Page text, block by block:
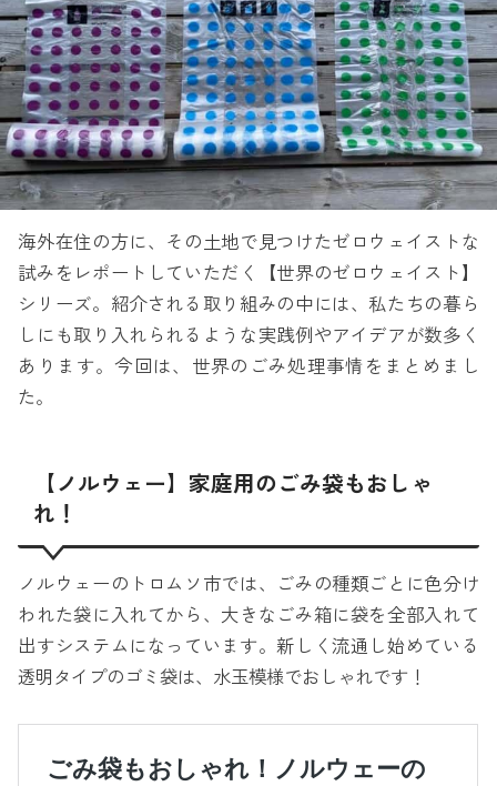
海外在住の方に、その土地で見つけたゼロウェイストな
試みをレポートしていただく【世界のゼロウェイスト】
シリーズ。紹介される取り組みの中には、私たちの暮ら
しにも取り入れられるような実践例やアイデアが数多く
あります。今回は、世界のごみ処理事情をまとめまし
た。
【ノルウェー】家庭用のごみ袋もおしゃ
れ！
ノルウェーのトロムソ市では、ごみの種類ごとに色分け
われた袋に入れてから、大きなごみ箱に袋を全部入れて
出すシステムになっています。新しく流通し始めている
透明タイプのゴミ袋は、水玉模様でおしゃれです！